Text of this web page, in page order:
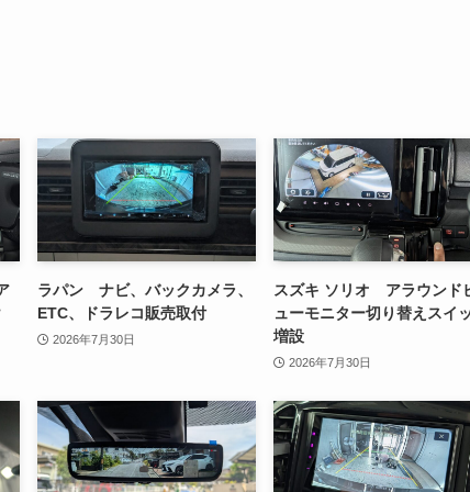
ラパン ナビ、バックカメラ、
ETC、ドラレコ販売取付
2026年7月30日
スズキ ソリオ アラウンド
ューモニター切り替えスイ
増設
2026年7月30日